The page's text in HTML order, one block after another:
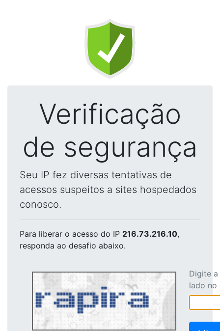
Verificação
de segurança
Seu IP fez diversas tentativas de
acessos suspeitos a sites hospedados
conosco.
Para liberar o acesso do IP 216.73.216.10,
responda ao desafio abaixo.
Digite
lado no